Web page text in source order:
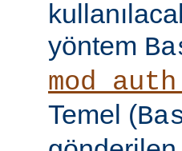
yöntem
Temel (